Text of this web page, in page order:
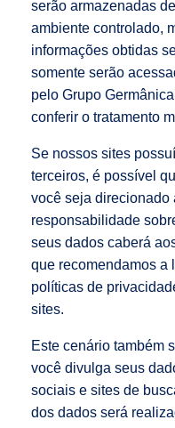
serão armazenadas
ambiente controlado,
informações obtidas
somente serão
pelo Grupo
conferir o tratamento
Se nossos sites
terceiros, é possível
você seja direcionado
responsabilidade
seus dados caberá
que recomendamos a
políticas de
sites.
Este cenário também
você divulga seus
sociais e sites de
dos dados será